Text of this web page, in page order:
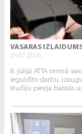
VASARAS
29.07.2026.
8. jūlijā ATTA centrā
ieguldīto darbu,
studiju pieeja balstās